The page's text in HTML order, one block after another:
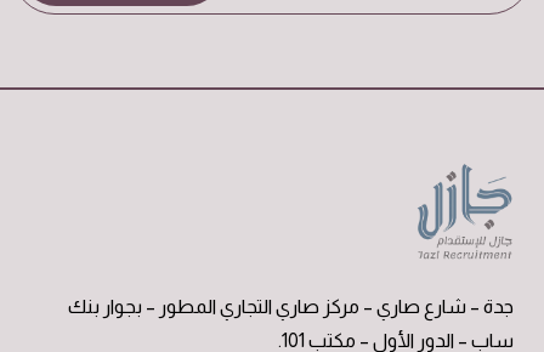
جدة – شارع صاري – مركز صاري التجاري المطور – بجوار بنك
ساب – الدور الأول – مكتب 101.